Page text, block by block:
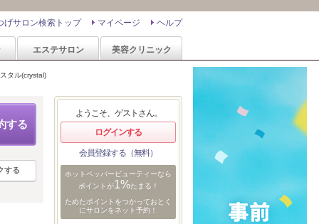
ヘルプ
マイページ
げサロン検索トップ
エステサロン 美容クリニック
タル(crystal)
する
する
ようこそ、ゲストさん。
ログインする
会員登録する（無料）
ホットペッパービューティーなら
ポイントが1%たまる！
ためたポイントをつかっておとく
にサロンをネット予約！